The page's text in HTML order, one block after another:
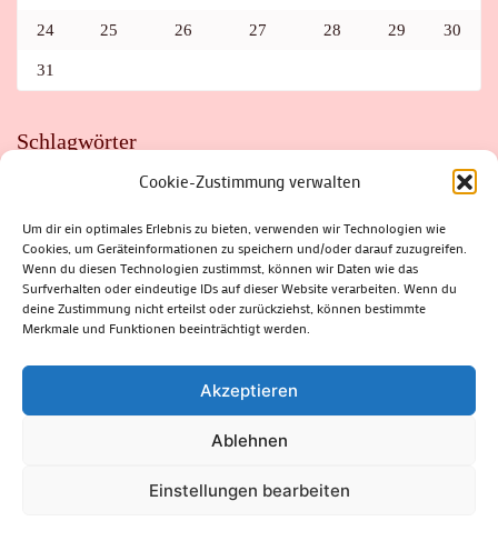
Cookie-Zustimmung verwalten
Um dir ein optimales Erlebnis zu bieten, verwenden wir Technologien wie
Cookies, um Geräteinformationen zu speichern und/oder darauf zuzugreifen.
Wenn du diesen Technologien zustimmst, können wir Daten wie das
Surfverhalten oder eindeutige IDs auf dieser Website verarbeiten. Wenn du
deine Zustimmung nicht erteilst oder zurückziehst, können bestimmte
Merkmale und Funktionen beeinträchtigt werden.
Akzeptieren
Ablehnen
Einstellungen bearbeiten
24 25 26 27 28 29 30
31
Schlagwörter
FAHRRAD
FLOHMARKT FOLK GEWINNSPIEL
HITZE
HITZEFALLE AUTO
IRISH DANCE JAZZ
KABARETT
KINDER
KIRMES KLASSIK
KLEINE SUHLER REIHE
KRIMI
KULTUR LESUNG LOTTO
MEININGEN
PARASITEN
PILZE SCHLEUSINGEN
SCHULWEG
SOMMERFERIEN
SPORT SRH
STADTFEST
STADTMARKETING
STRASSENSPERRUNG
SUHL
SUHLER FRÜHLING
SUHLER STADTMARKETING
THÜRINGER WALD
ZELLA-MEHLIS
(c) Rhön-Rennsteig-Verlag 2024. Alle Rechte vorbehalten.